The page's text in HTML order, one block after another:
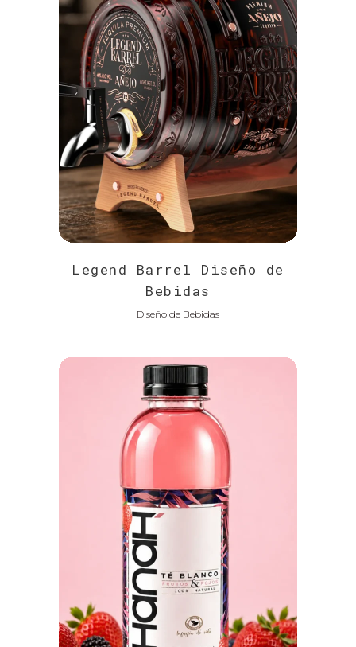
Legend Barrel Diseño de
Bebidas
Diseño de Bebidas